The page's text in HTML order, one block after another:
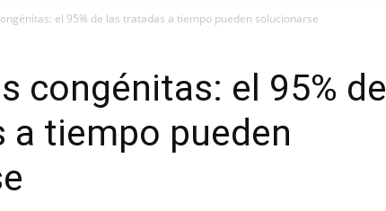
el 95% de las tratadas a tiempo pueden solucionarse
congénitas: el 95% de
a tiempo pueden